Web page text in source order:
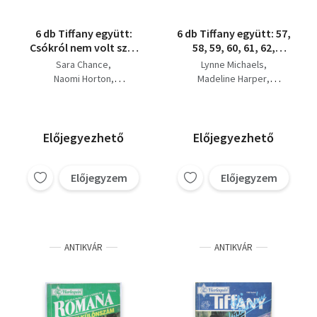
6 db Tiffany együtt:
Csókról nem volt szó,
Se veled, se nélküled,
Csak egyetlen éjre,
Sara Chance
Naomi Horton
Előjegyezhető
Előjegyzem
6 db Tiffany együtt: 57,
58, 59, 60, 61, 62,
füzet.
Lynne Michaels
Madeline Harper
Előjegyezhető
Előjegyzem
ANTIKVÁR ANTIKVÁR